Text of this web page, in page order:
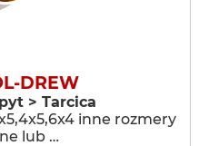
DREW
> Tarcica
inne rozmery
lub …